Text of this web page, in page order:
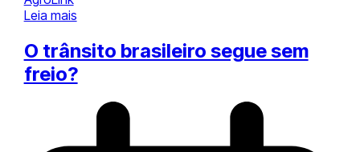
Leia mais
O trânsito brasileiro segue sem
freio?